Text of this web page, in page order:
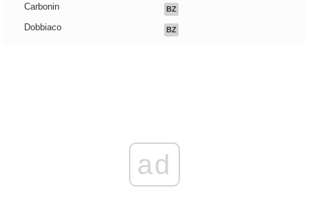
Carbonin BZ
Dobbiaco BZ
ad